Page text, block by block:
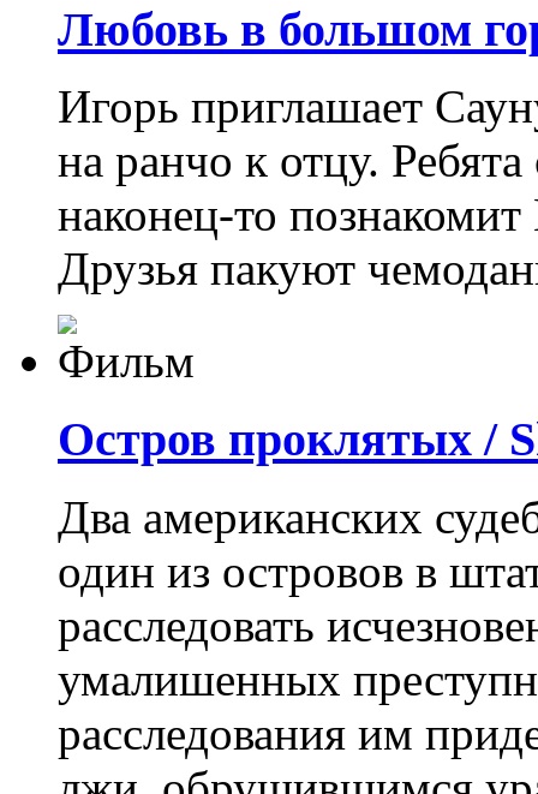
Любовь в большом
Игорь приглашает
на ранчо к отцу.
наконец-то
Друзья пакуют
Остров проклятых /
Два американских
один из островов в
расследовать
умалишенных
расследования им